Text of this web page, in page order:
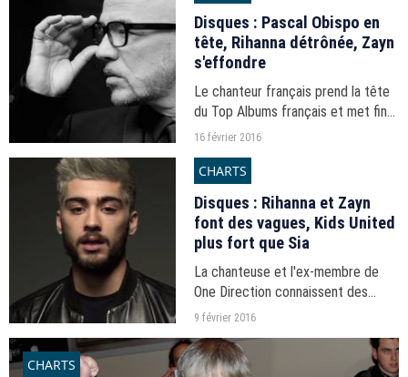
Disques : Pascal Obispo en
tête, Rihanna détrônée, Zayn
s'effondre
Le chanteur français prend la tête
du Top Albums français et met fin
au règne de Kids United tandis que
secoués.
16 février 2016
CHARTS
Disques : Rihanna et Zayn
font des vagues, Kids United
plus fort que Sia
La chanteuse et l'ex-membre de
One Direction connaissent des
fortunes opposées en ventes et en
9 février 2016
CHARTS